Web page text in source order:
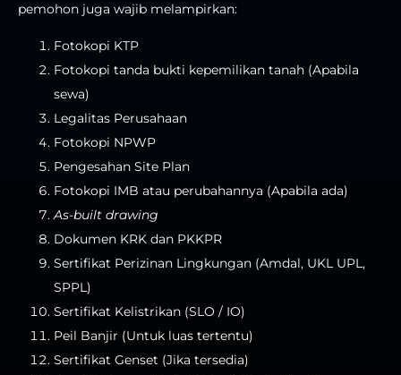
pemohon juga wajib melampirkan:
Fotokopi KTP
Fotokopi tanda bukti kepemilikan tanah (Apabila
sewa)
Legalitas Perusahaan
Fotokopi NPWP
Pengesahan Site Plan
Fotokopi IMB atau perubahannya (Apabila ada)
As-built drawing
Dokumen KRK dan PKKPR
Sertifikat Perizinan Lingkungan (Amdal, UKL UPL,
SPPL)
Sertifikat Kelistrikan (SLO / IO)
Peil Banjir (Untuk luas tertentu)
Sertifikat Genset (Jika tersedia)